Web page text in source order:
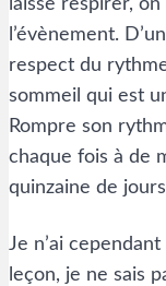
laisse respirer,
l’évènement.
respect du
sommeil qui est
Rompre son
chaque fois à de
quinzaine de
Je n’ai
leçon, je ne sais